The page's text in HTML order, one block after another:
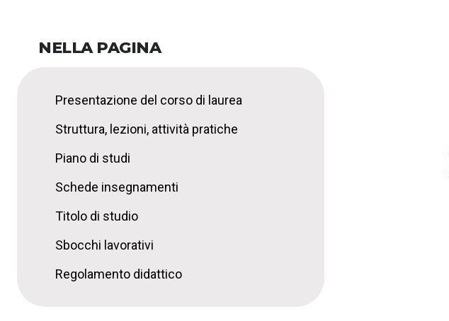
NELLA PAGINA
Presentazione del corso di laurea
Struttura, lezioni, attività pratiche
Piano di studi
Schede insegnamenti
Titolo di studio
Sbocchi lavorativi
Regolamento didattico